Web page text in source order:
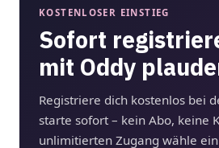
KOSTENLOSER EINSTIEG
Sofort
mit Oddy
Registriere dich kostenlos bei
starte sofort – kein Abo, keine
unlimitierten Zugang wähle